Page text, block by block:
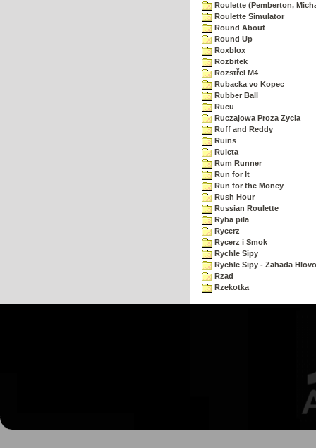
Roulette (Pemberton,
Roulette Simulator
Round About
Round Up
Roxblox
Rozbitek
Rozstřel M4
Rubacka vo Kopec
Rubber Ball
Rucu
Ruczajowa Proza Zycia
Ruff and Reddy
Ruins
Ruleta
Rum Runner
Run for It
Run for the Money
Rush Hour
Russian Roulette
Ryba piła
Rycerz
Rycerz i Smok
Rychle Sipy
Rychle Sipy - Zahada
Rzad
Rzekotka